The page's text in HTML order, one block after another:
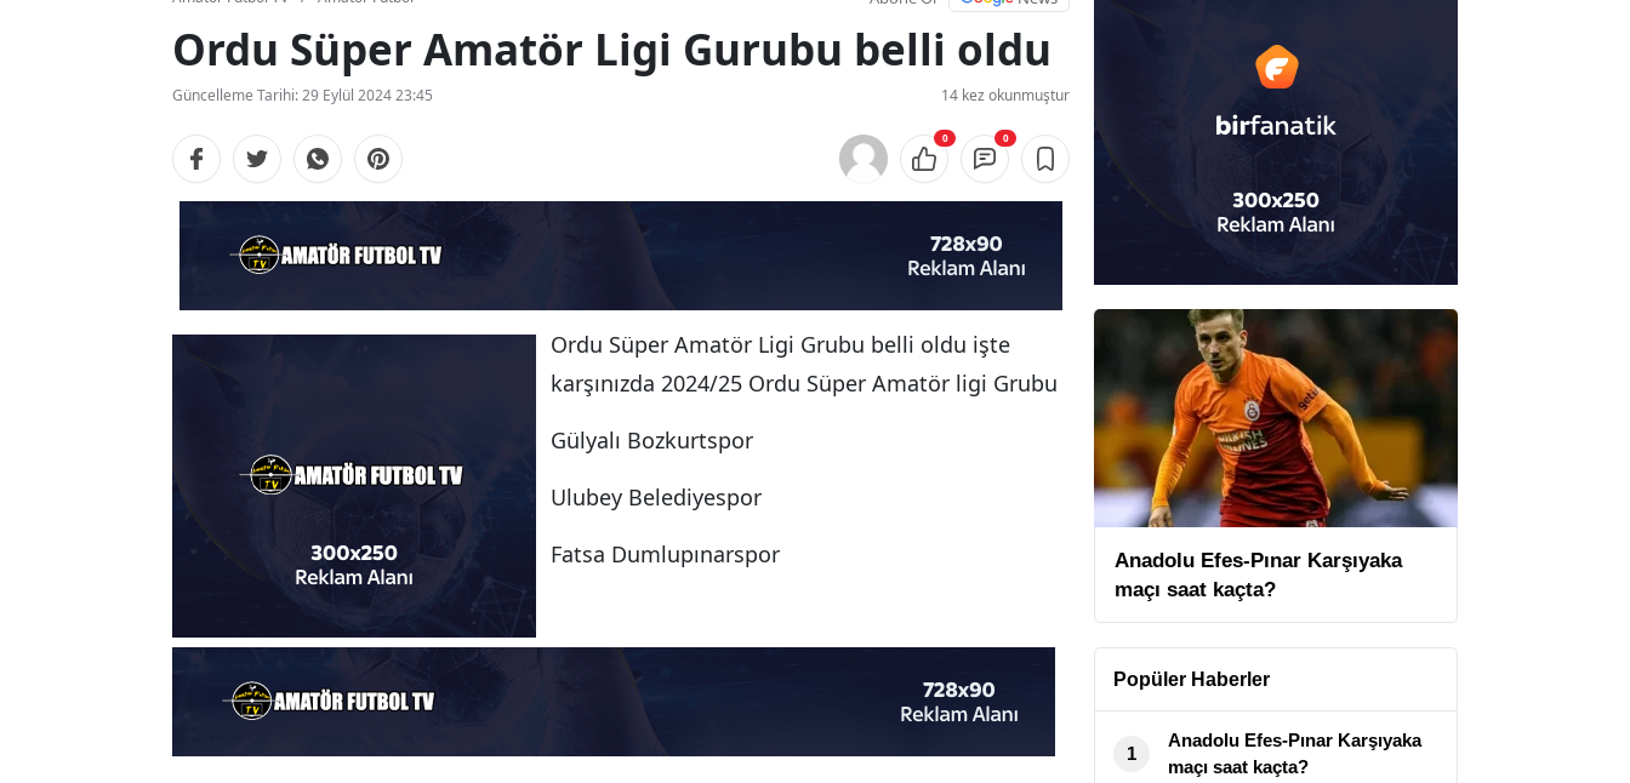
Ordu Süper Amatör Ligi Gurubu belli oldu
14 kez okunmuştur
Güncelleme Tarihi: 29 Eylül 2024 23:45
0 0
Ordu Süper Amatör Ligi Grubu belli oldu işte
karşınızda 2024/25 Ordu Süper Amatör ligi Grubu
Gülyalı Bozkurtspor
Ulubey Belediyespor
Fatsa Dumlupınarspor
Anadolu Efes-Pınar Karşıyaka
maçı saat kaçta?
Popüler Haberler
1
Anadolu Efes-Pınar Karşıyaka
maçı saat kaçta?